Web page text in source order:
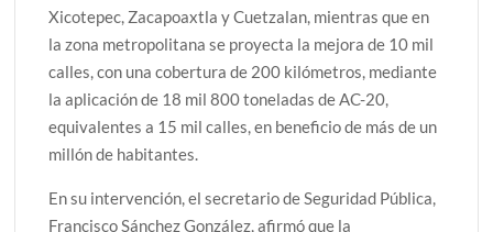
Xicotepec, Zacapoaxtla y Cuetzalan, mientras que en
la zona metropolitana se proyecta la mejora de 10 mil
calles, con una cobertura de 200 kilómetros, mediante
la aplicación de 18 mil 800 toneladas de AC-20,
equivalentes a 15 mil calles, en beneficio de más de un
millón de habitantes.
En su intervención, el secretario de Seguridad Pública,
Francisco Sánchez González, afirmó que la